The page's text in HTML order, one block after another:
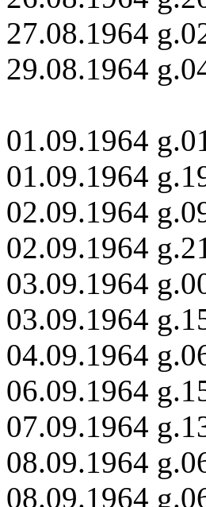
27.08.1964
29.08.1964
01.09.1964
01.09.1964
02.09.1964
02.09.1964
03.09.1964
03.09.1964
04.09.1964
06.09.1964
07.09.1964
08.09.1964
08.09.1964